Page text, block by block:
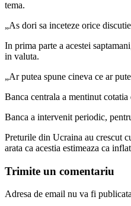
tema.
„As dori sa inceteze orice
In prima parte a acestei
in valuta.
„Ar putea spune cineva ce ar
Banca centrala a mentinut
Banca a intervenit periodic,
Preturile din Ucraina au crescut
arata ca acestia estimeaza ca
Trimite un comentariu
Adresa de email nu va fi